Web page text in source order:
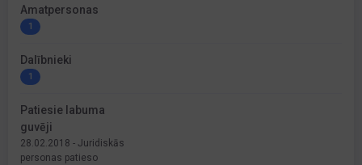
Amatpersonas
1
Dalībnieki
1
Patiesie labuma
guvēji
28.02.2018 - Juridiskās
personas patieso